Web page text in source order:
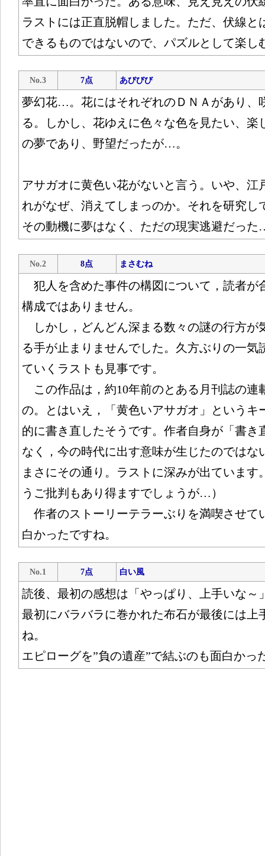
ラストには正直脱帽しました。ただ、伏線と
できるものではないので、パズルとして楽し
No.3 7点 あびびび
夢幻花…。花にはそれぞれのＤＮＡがあり、
る。しかし、花ゆえに色々な色を見たい、楽
の夢であり、野望だったが…。
アサガオに黄色い花がないと言う。いや、江
れがなぜ、消えてしまっのか。それを研究し
その動機に夢はなく、ただの現実逃避だっ
No.2 8点 まさむね
犯人を含めた事件の構図について，読者が
構成ではありません。
しかし，どんどん深まる数々の謎の行方が
る手が止まりませんでした。久方ぶりの一気
ていくラストも見事です。
この作品は，約10年前のとある月刊誌の連
の。とはいえ，「黄色いアサガオ」というキ
的に書き直したそうです。作者自身が「書き
なく，今の時代に出す意味が生じたのではな
まさにその通り。ラストに深みが出ています
うご批判もあり得ますでしょうが…）
作者のストーリーテラーぶりを満喫させて
白かったですね。
No.1 7点 白い風
読後、最初の感想は「やっぱり、上手いな～
最初にバラバラに巻かれた布石が最後には上
ね。
エピローグを”負の遺産”で結ぶのも面白かっ